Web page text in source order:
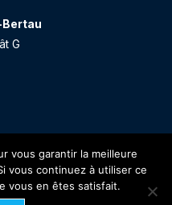
G
vous garantir la meilleure
vous continuez à utiliser ce
vous en êtes satisfait.